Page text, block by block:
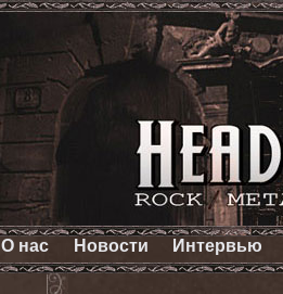
О нас Новости Интервью